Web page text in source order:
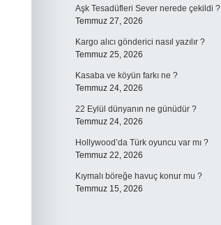
Aşk Tesadüfleri Sever nerede çekildi ?
Temmuz 27, 2026
Kargo alıcı gönderici nasıl yazılır ?
Temmuz 25, 2026
Kasaba ve köyün farkı ne ?
Temmuz 24, 2026
22 Eylül dünyanın ne günüdür ?
Temmuz 24, 2026
Hollywood’da Türk oyuncu var mı ?
Temmuz 22, 2026
Kıymalı böreğe havuç konur mu ?
Temmuz 15, 2026